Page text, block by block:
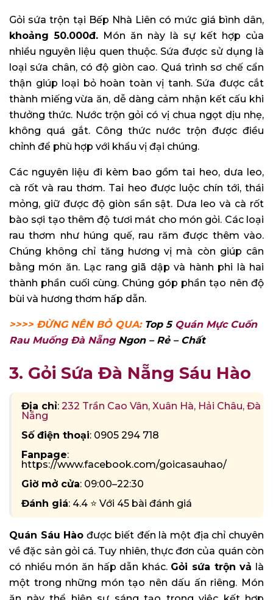
Gỏi sứa trộn tại Bếp Nhà Liên có mức giá bình dân,
khoảng 50.000đ. Món ăn này là sự kết hợp của
nhiều nguyên liệu quen thuộc. Sứa được sử dụng là
loại sứa chân, có độ giòn cao. Quá trình sơ chế cẩn
thận giúp loại bỏ hoàn toàn vị tanh. Sứa được cắt
thành miếng vừa ăn, dễ dàng cảm nhận kết cấu khi
thưởng thức. Nước trộn gỏi có vị chua ngọt dịu nhẹ,
không quá gắt. Công thức nước trộn được điều
chỉnh để phù hợp với khẩu vị đại chúng.
Các nguyên liệu đi kèm bao gồm tai heo, dưa leo,
cà rốt và rau thơm. Tai heo được luộc chín tới, thái
mỏng, giữ được độ giòn sần sật. Dưa leo và cà rốt
bào sợi tạo thêm độ tươi mát cho món gỏi. Các loại
rau thơm như húng quế, rau răm được thêm vào.
Chúng không chỉ tăng hương vị mà còn giúp cân
bằng món ăn. Lạc rang giã dập và hành phi là hai
thành phần cuối cùng. Chúng góp phần tạo nên độ
bùi và hương thơm hấp dẫn.
>>>> ĐỪNG NÊN BỎ QUA: Top 5 Quán Mực Cuốn
Rau Muống Đà Nẵng Ngon – Rẻ – Chất
3. Gỏi Sứa Đà Nẵng Sáu Hào
Địa chỉ: 232 Trần Cao Vân, Xuân Hà, Hải Châu, Đà
Nẵng
Số điện thoại: 0905 294 718
Fanpage:
https://www.facebook.com/goicasauhao/
Giờ mở cửa: 09:00–22:30
Đánh giá: 4.4 ⭐ Với 45 bài đánh giá
Quán Sáu Hào được biết đến là một địa chỉ chuyên
về đặc sản gỏi cá. Tuy nhiên, thực đơn của quán còn
có nhiều món ăn hấp dẫn khác. Gỏi sứa trộn vả là
một trong những món tạo nên dấu ấn riêng. Món